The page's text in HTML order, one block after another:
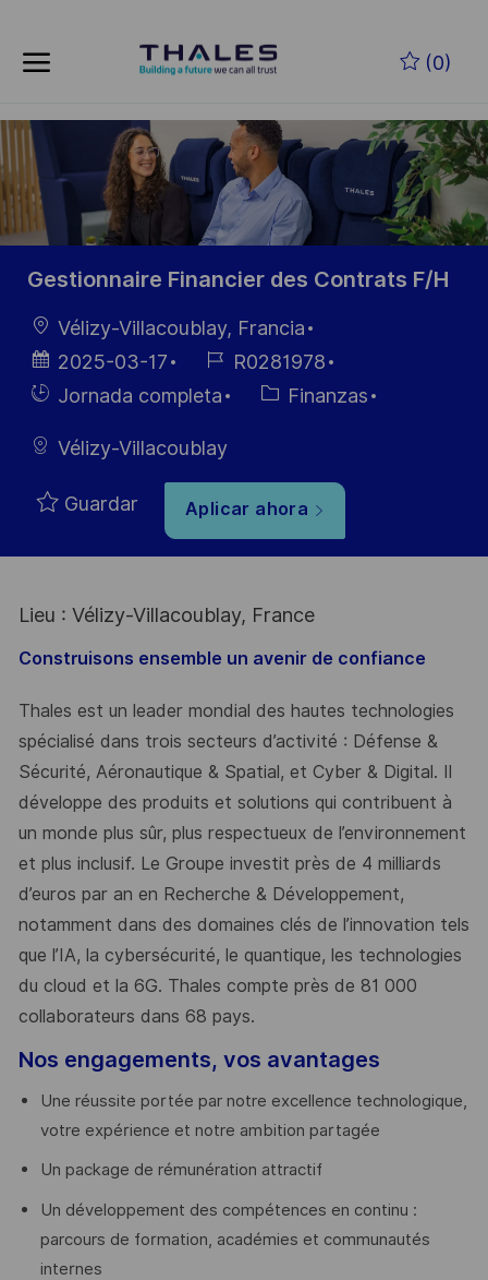
(0)
-
Gestionnaire Financier des Contrats F/H
Ubicación
Vélizy-Villacoublay, Francia
Fecha de
publicación
2025-03-17
ID de
empleo
R0281978
HiringJornada completa Categoría
Finanzas
Vélizy-Villacoublay
Guardar Aplicar ahora
Lieu : Vélizy-Villacoublay, France
Construisons ensemble un avenir de confiance
Thales est un leader mondial des hautes technologies
spécialisé dans trois secteurs d’activité : Défense &
Sécurité, Aéronautique & Spatial, et Cyber & Digital. Il
développe des produits et solutions qui contribuent à
un monde plus sûr, plus respectueux de l’environnement
et plus inclusif. Le Groupe investit près de 4 milliards
d’euros par an en Recherche & Développement,
notamment dans des domaines clés de l’innovation tels
que l’IA, la cybersécurité, le quantique, les technologies
du cloud et la 6G. Thales compte près de 81 000
collaborateurs dans 68 pays.
Nos engagements, vos avantages
Une réussite portée par notre excellence technologique,
votre expérience et notre ambition partagée
Un package de rémunération attractif
Un développement des compétences en continu :
parcours de formation, académies et communautés
internes